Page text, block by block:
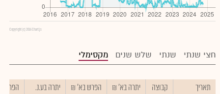
Copyright (c) 2016 Chart.js
חצי שנתי שנתי שלש שנים מקסימלי
תאריך קבוצה יתרה בא' ₪ הפרש בא' ₪ יתרה בע.נ. הפרש